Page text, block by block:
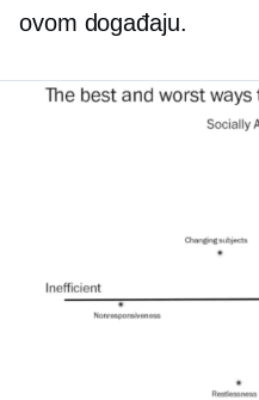
ovom događaju.